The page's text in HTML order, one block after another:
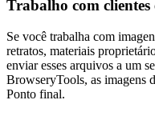
Trabalho com
Se você trabalha com
retratos, materiais
enviar esses arquivos a um
BrowseryTools, as imagens
Ponto final.